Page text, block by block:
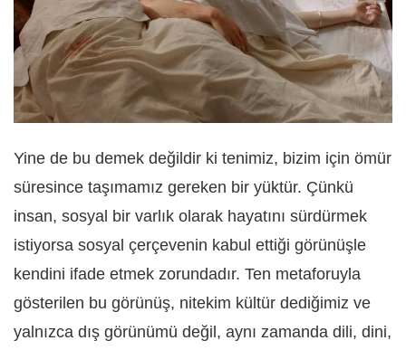
Yine de bu demek değildir ki tenimiz, bizim için ömür
süresince taşımamız gereken bir yüktür. Çünkü
insan, sosyal bir varlık olarak hayatını sürdürmek
istiyorsa sosyal çerçevenin kabul ettiği görünüşle
kendini ifade etmek zorundadır. Ten metaforuyla
gösterilen bu görünüş, nitekim kültür dediğimiz ve
yalnızca dış görünümü değil, aynı zamanda dili, dini,